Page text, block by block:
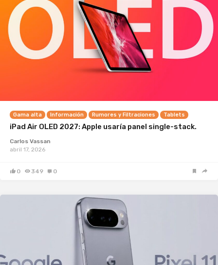
Gama alta Información Rumores y Filtraciones Tablets
iPad Air OLED 2027: Apple usaría panel single-stack.
Carlos Vassan
abril 17, 2026
0 349 0